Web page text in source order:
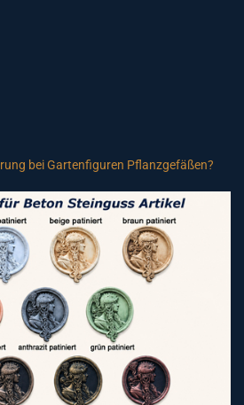
bei Gartenfiguren Pflanzgefäßen?